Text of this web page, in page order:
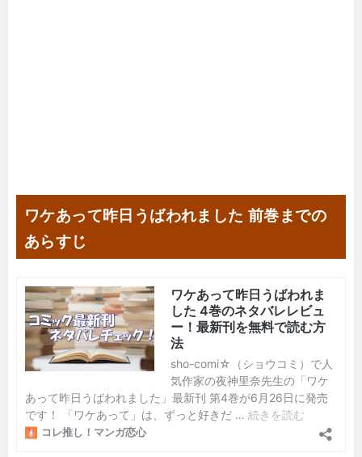
ワケあって昨日うばわれました 前巻までの
あらすじ